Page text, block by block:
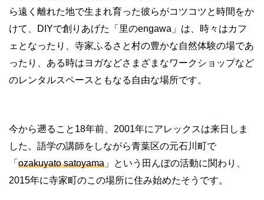
ら遠く離れた地で生まれ育った彼らがコツコツと時間をか
けて、DIYで創りあげた「里のengawa」は、時々はカフ
ェとなったり、寺家ふるさと村の豊かな自然体験の場であ
ったり、ある時はヨガなどさまざまなワークショップなど
のレンタルスペースともなる自由な場所です。
今から遡ること18年前、2001年にアレックスは来日しま
した。語学の講師をしながら青葉区の元石川町で
「 ozakuyato satoyama 」という田んぼの活動に関わり、
2015年に寺家町のこの場所に住み始めたそうです。